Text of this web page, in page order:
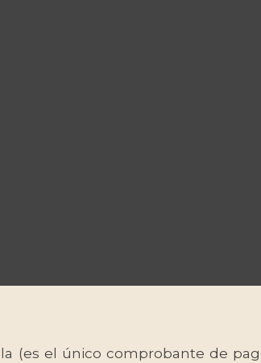
(es el único comprobante de